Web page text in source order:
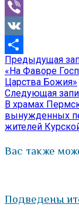
Mail.Ru
Viber
VK
Отправить
Навигация
по
записям
Предыдущая
«На Фаворе
Царства Божия»
Следующая
В храмах
вынужденных
жителей
Вас также
Подведены